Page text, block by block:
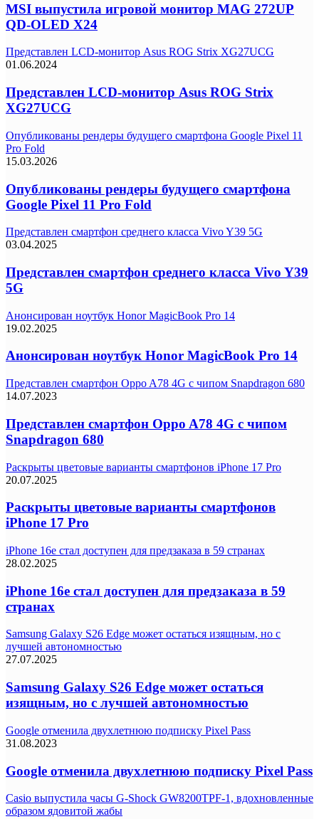
MSI выпустила игровой монитор MAG 272UP
QD-OLED X24
Представлен LCD-монитор Asus ROG Strix XG27UCG
01.06.2024
Представлен LCD-монитор Asus ROG Strix
XG27UCG
Опубликованы рендеры будущего смартфона Google Pixel 11
Pro Fold
15.03.2026
Опубликованы рендеры будущего смартфона
Google Pixel 11 Pro Fold
Представлен смартфон среднего класса Vivo Y39 5G
03.04.2025
Представлен смартфон среднего класса Vivo Y39
5G
Анонсирован ноутбук Honor MagicBook Pro 14
19.02.2025
Анонсирован ноутбук Honor MagicBook Pro 14
Представлен смартфон Oppo A78 4G с чипом Snapdragon 680
14.07.2023
Представлен смартфон Oppo A78 4G с чипом
Snapdragon 680
Раскрыты цветовые варианты смартфонов iPhone 17 Pro
20.07.2025
Раскрыты цветовые варианты смартфонов
iPhone 17 Pro
iPhone 16e стал доступен для предзаказа в 59 странах
28.02.2025
iPhone 16e стал доступен для предзаказа в 59
странах
Samsung Galaxy S26 Edge может остаться изящным, но с
лучшей автономностью
27.07.2025
Samsung Galaxy S26 Edge может остаться
изящным, но с лучшей автономностью
Google отменила двухлетнюю подписку Pixel Pass
31.08.2023
Google отменила двухлетнюю подписку Pixel Pass
Casio выпустила часы G-Shock GW8200TPF-1, вдохновленные
образом ядовитой жабы